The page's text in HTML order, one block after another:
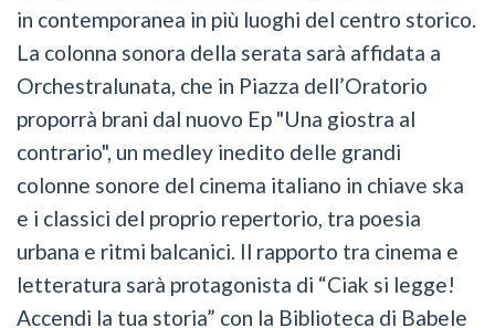
in contemporanea in più luoghi del centro storico.
La colonna sonora della serata sarà affidata a
Orchestralunata, che in Piazza dell’Oratorio
proporrà brani dal nuovo Ep "Una giostra al
contrario", un medley inedito delle grandi
colonne sonore del cinema italiano in chiave ska
e i classici del proprio repertorio, tra poesia
urbana e ritmi balcanici. Il rapporto tra cinema e
letteratura sarà protagonista di “Ciak si legge!
Accendi la tua storia” con la Biblioteca di Babele